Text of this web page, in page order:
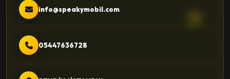
info@speakymobil.com
05447636728